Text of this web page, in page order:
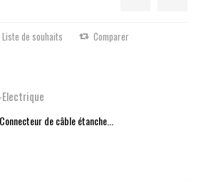
Liste de souhaits Comparer
Connecteur de câble étanche...